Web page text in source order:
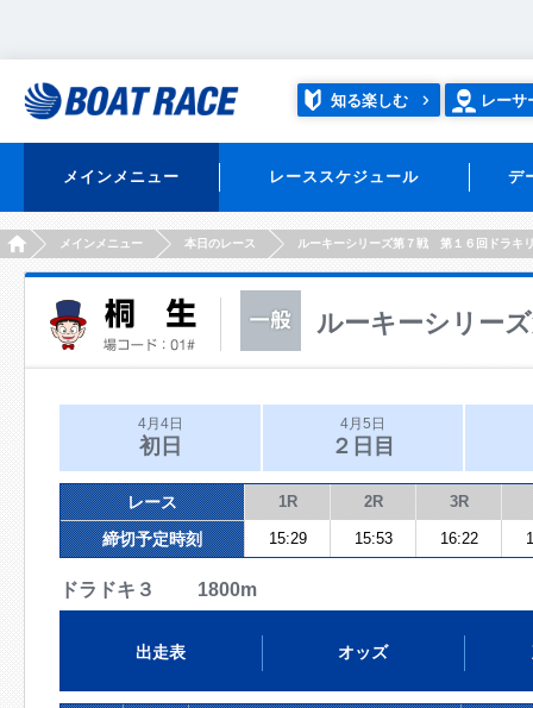
知る楽しむ レーサ
メインメニュー レーススケジュール デ
HOMEメインメニュー 本日のレース ルーキーシリーズ第７戦 第１６回ドラキ
ルーキーシリー
4月4日
初日
4月5日
２日目
レース 1R 2R 3R
締切予定時刻 15:29 15:53 16:22
ドラドキ３ 1800m
出走表 オッズ